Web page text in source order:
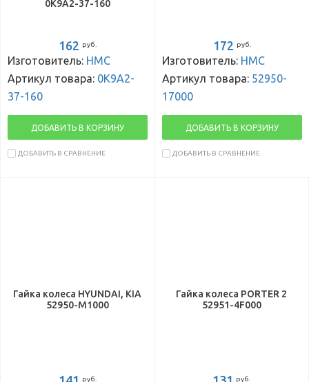
0K9A2-37-160
162 руб.
Изготовитель: HMC
Артикул товара: 0K9A2-
37-160
ДОБАВИТЬ В КОРЗИНУ
ДОБАВИТЬ В СРАВНЕНИЕ
172 руб.
Изготовитель: HMC
Артикул товара: 52950-
17000
ДОБАВИТЬ В КОРЗИНУ
ДОБАВИТЬ В СРАВНЕНИЕ
Гайка колеса HYUNDAI, KIA
52950-M1000
руб.
Гайка колеса PORTER 2
52951-4F000
руб.